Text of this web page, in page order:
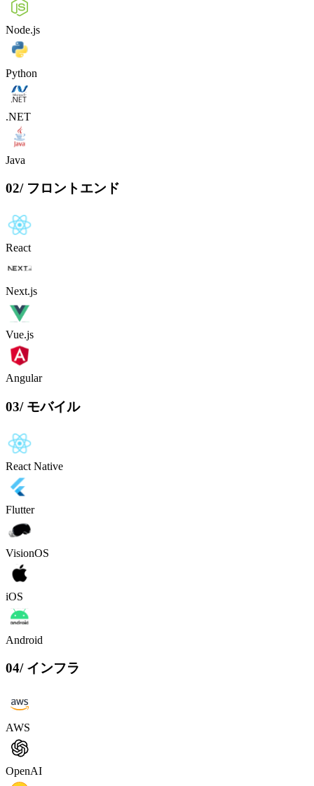
Node.js
Python
.NET
Java
02/ フロントエンド
React
Next.js
Vue.js
Angular
03/ モバイル
React Native
Flutter
VisionOS
iOS
Android
04/ インフラ
AWS
OpenAI